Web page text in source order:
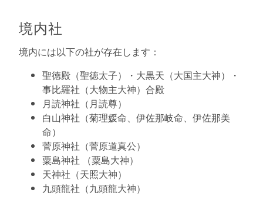
境内社
境内には以下の社が存在します：
聖徳殿（聖徳太子）・大黒天（大国主大神）・
事比羅社（大物主大神）合殿
月読神社（月読尊）
白山神社（菊理媛命、伊佐那岐命、伊佐那美
命）
菅原神社（菅原道真公）
粟島神社 （粟島大神）
天神社（天照大神）
九頭龍社（九頭龍大神）